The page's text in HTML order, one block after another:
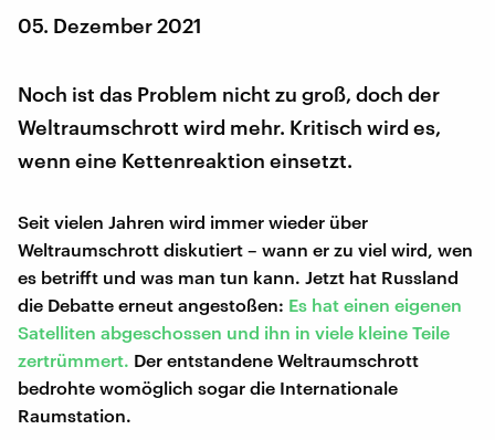
05. Dezember 2021
Noch ist das Problem nicht zu groß, doch der
Weltraumschrott wird mehr. Kritisch wird es,
wenn eine Kettenreaktion einsetzt.
Seit vielen Jahren wird immer wieder über
Weltraumschrott diskutiert – wann er zu viel wird, wen
es betrifft und was man tun kann. Jetzt hat Russland
die Debatte erneut angestoßen: Es hat einen eigenen
Satelliten abgeschossen und ihn in viele kleine Teile
zertrümmert. Der entstandene Weltraumschrott
bedrohte womöglich sogar die Internationale
Raumstation.